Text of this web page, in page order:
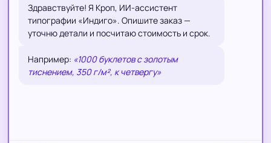
Здравствуйте! Я Кроп, ИИ-ассистент
типографии «Индиго». Опишите заказ —
уточню детали и посчитаю стоимость и срок.
Например: «1000 буклетов с золотым
тиснением, 350 г/м², к четвергу»